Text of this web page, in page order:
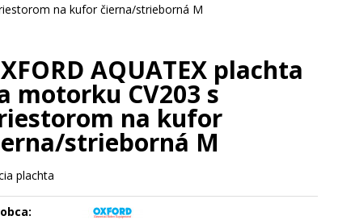
na kufor čierna/strieborná M
AQUATEX plachta
motorku CV203 s
na kufor
strieborná M
plachta